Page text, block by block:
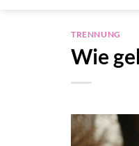
TRENNUNG
Wie